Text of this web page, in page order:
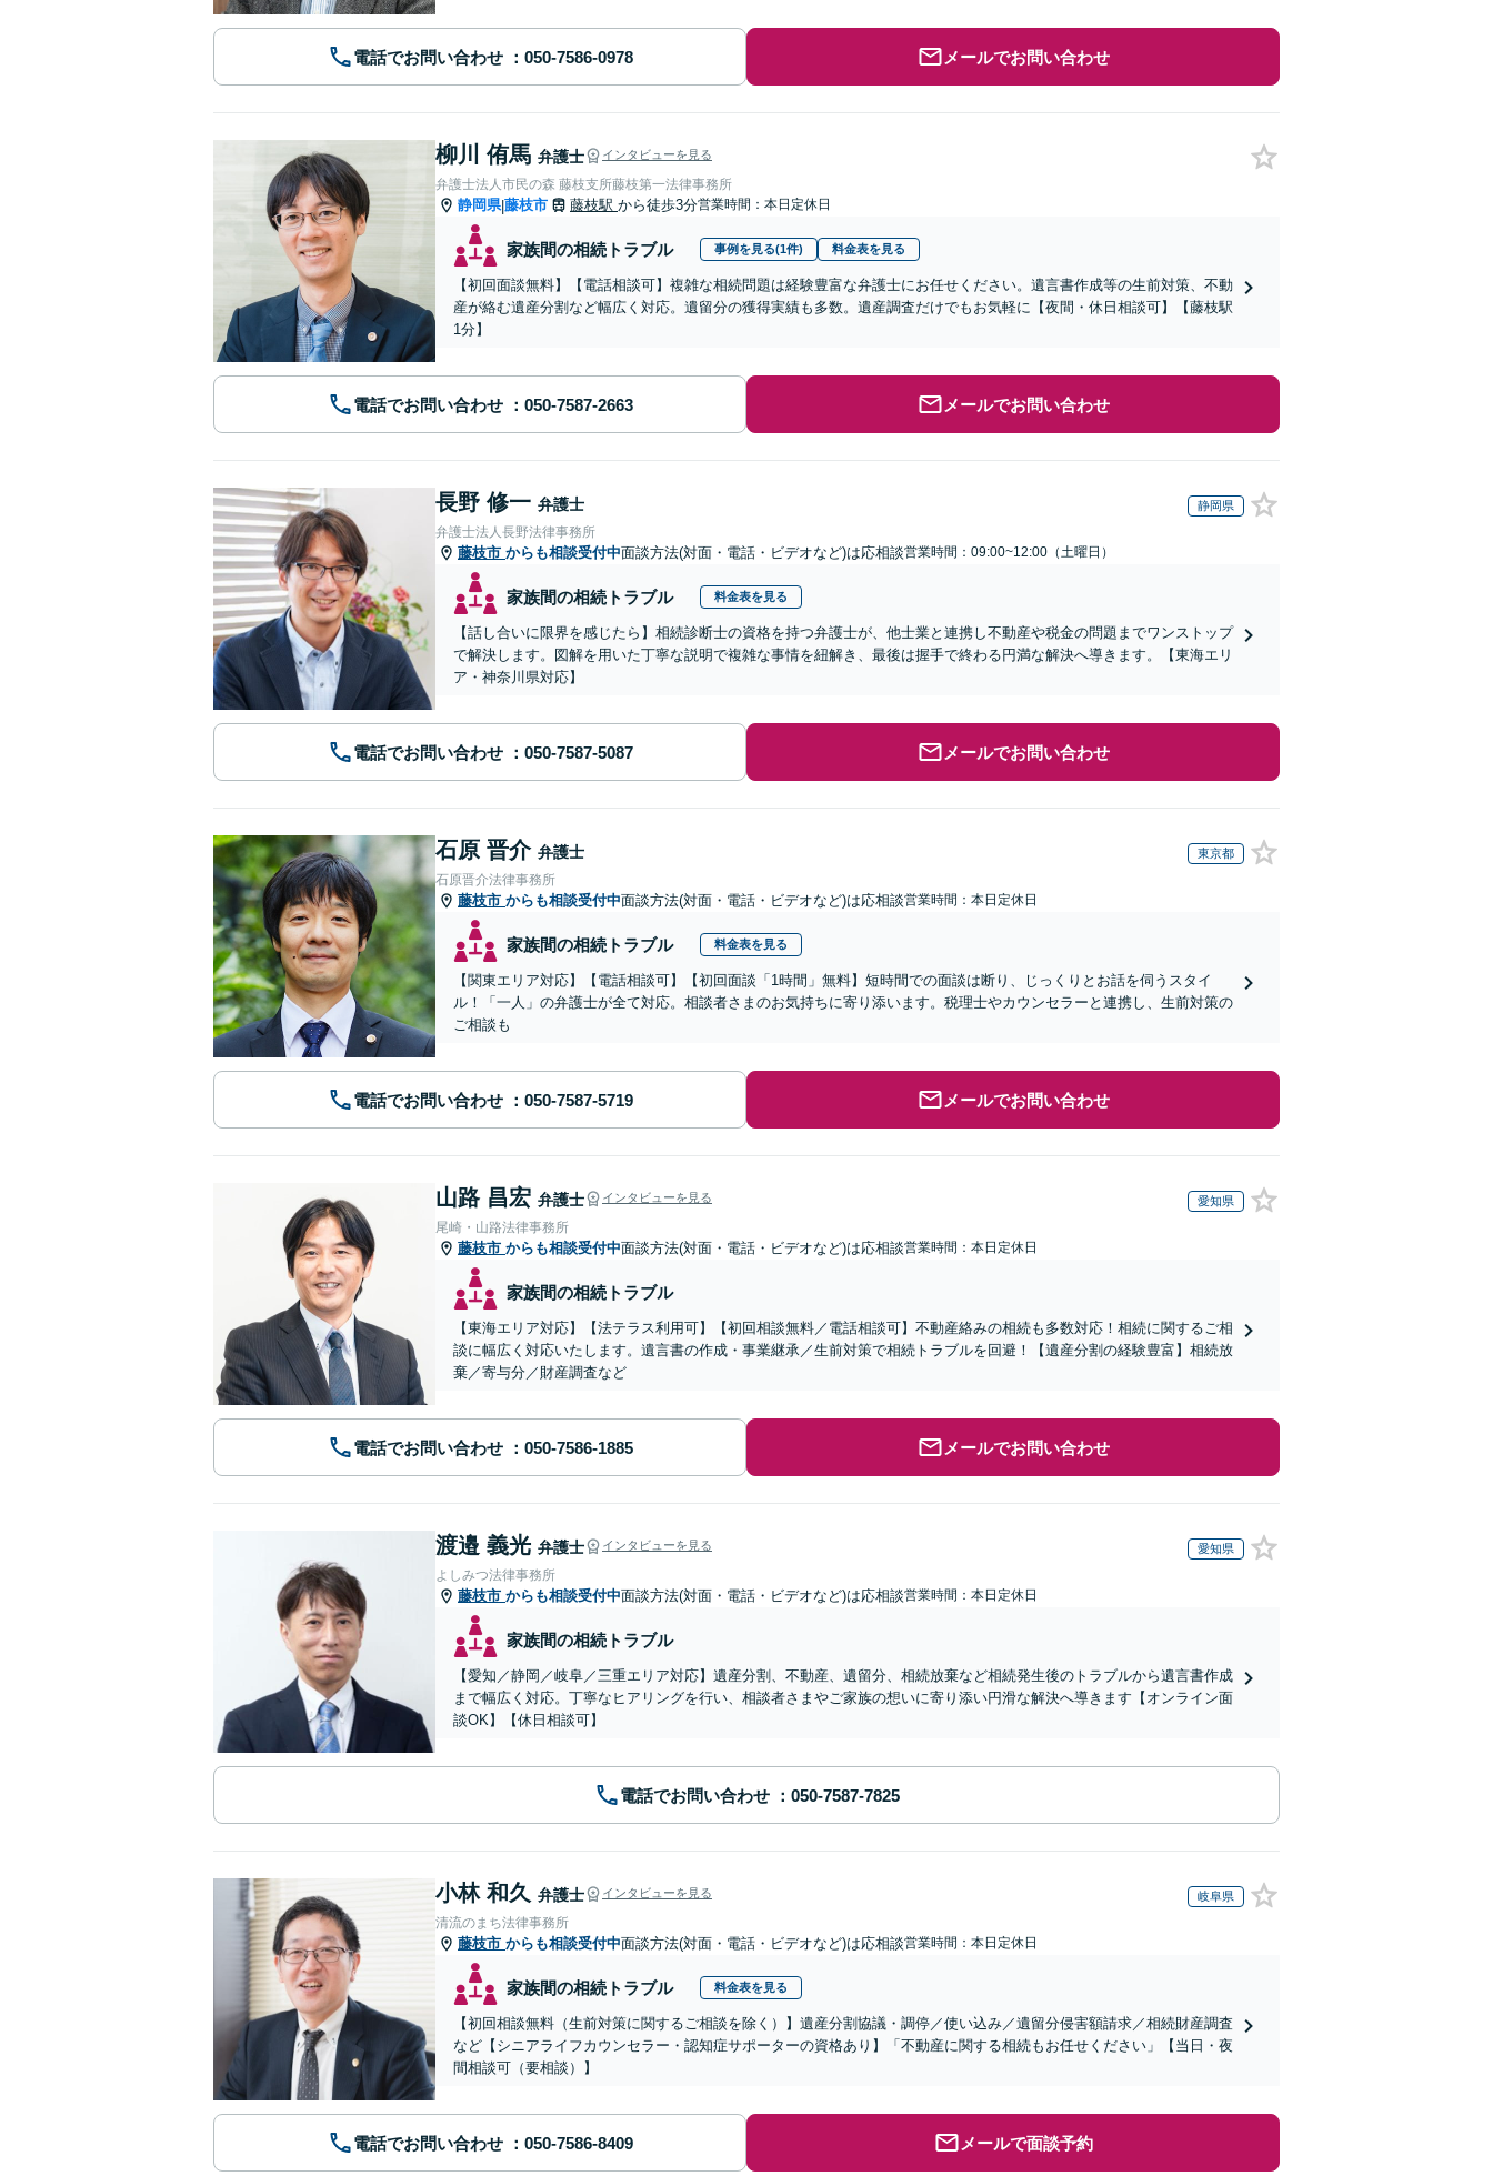
電話でお問い合わせ メールでお問い合わせ
柳川 侑馬 弁護士 インタビューを見る
弁護士法人市民の森 藤枝支所藤枝第一法律事務所
静岡県|藤枝市 藤枝駅 から徒歩3分営業時間：本日定休日
家族間の相続トラブル 事例を見る(1件) 料金表を見る
【初回面談無料】【電話相談可】複雑な相続問題は経験豊富な弁護士にお任せください。遺言書作成等の生前対策、不動
産が絡む遺産分割など幅広く対応。遺留分の獲得実績も多数。遺産調査だけでもお気軽に【夜間・休日相談可】【藤枝駅
1分】
電話でお問い合わせ メールでお問い合わせ
長野 修一 弁護士 静岡県
弁護士法人長野法律事務所
藤枝市 からも相談受付中面談方法(対面・電話・ビデオなど)は応相談営業時間：09:00~12:00（土曜日）
家族間の相続トラブル 料金表を見る
【話し合いに限界を感じたら】相続診断士の資格を持つ弁護士が、他士業と連携し不動産や税金の問題までワンストップ
で解決します。図解を用いた丁寧な説明で複雑な事情を紐解き、最後は握手で終わる円満な解決へ導きます。【東海エリ
ア・神奈川県対応】
電話でお問い合わせ メールでお問い合わせ
石原 晋介 弁護士 東京都
石原晋介法律事務所
藤枝市 からも相談受付中面談方法(対面・電話・ビデオなど)は応相談営業時間：本日定休日
家族間の相続トラブル 料金表を見る
【関東エリア対応】【電話相談可】【初回面談「1時間」無料】短時間での面談は断り、じっくりとお話を伺うスタイ
ル！「一人」の弁護士が全て対応。相談者さまのお気持ちに寄り添います。税理士やカウンセラーと連携し、生前対策の
ご相談も
電話でお問い合わせ メールでお問い合わせ
山路 昌宏 弁護士 インタビューを見る 愛知県
尾崎・山路法律事務所
藤枝市 からも相談受付中面談方法(対面・電話・ビデオなど)は応相談営業時間：本日定休日
家族間の相続トラブル
【東海エリア対応】【法テラス利用可】【初回相談無料／電話相談可】不動産絡みの相続も多数対応！相続に関するご相
談に幅広く対応いたします。遺言書の作成・事業継承／生前対策で相続トラブルを回避！【遺産分割の経験豊富】相続放
棄／寄与分／財産調査など
電話でお問い合わせ メールでお問い合わせ
渡邉 義光 弁護士 インタビューを見る 愛知県
よしみつ法律事務所
藤枝市 からも相談受付中面談方法(対面・電話・ビデオなど)は応相談営業時間：本日定休日
家族間の相続トラブル
【愛知／静岡／岐阜／三重エリア対応】遺産分割、不動産、遺留分、相続放棄など相続発生後のトラブルから遺言書作成
まで幅広く対応。丁寧なヒアリングを行い、相談者さまやご家族の想いに寄り添い円滑な解決へ導きます【オンライン面
談OK】【休日相談可】
電話でお問い合わせ
小林 和久 弁護士 インタビューを見る 岐阜県
清流のまち法律事務所
藤枝市 からも相談受付中面談方法(対面・電話・ビデオなど)は応相談営業時間：本日定休日
家族間の相続トラブル 料金表を見る
【初回相談無料（生前対策に関するご相談を除く）】遺産分割協議・調停／使い込み／遺留分侵害額請求／相続財産調査
など【シニアライフカウンセラー・認知症サポーターの資格あり】「不動産に関する相続もお任せください」【当日・夜
間相談可（要相談）】
電話でお問い合わせ メールで面談予約